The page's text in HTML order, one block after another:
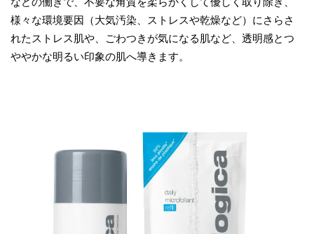
様々な環境要因（大気汚染、ストレスや乾燥など）にさらさ
れたストレス肌や、ごわつきが気になる肌など、透明感とつ
ややかな明るい印象の肌へ導きます。